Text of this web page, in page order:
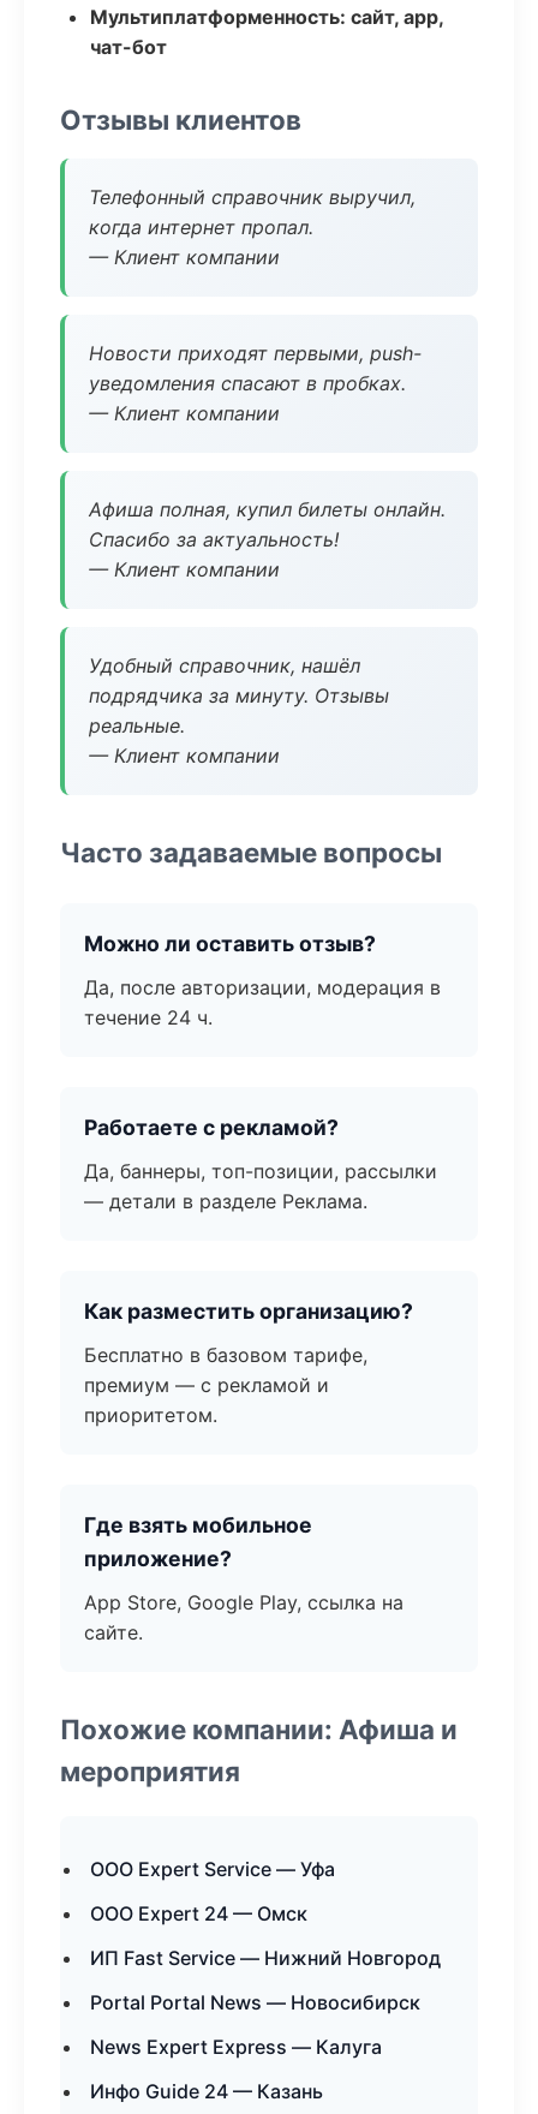
Мультиплатформенность: сайт, app,
чат-бот
Отзывы клиентов
Телефонный справочник выручил,
когда интернет пропал.
— Клиент компании
Новости приходят первыми, push-
уведомления спасают в пробках.
— Клиент компании
Афиша полная, купил билеты онлайн.
Спасибо за актуальность!
— Клиент компании
Удобный справочник, нашёл
подрядчика за минуту. Отзывы
реальные.
— Клиент компании
Часто задаваемые вопросы
Можно ли оставить отзыв?
Да, после авторизации, модерация в
течение 24 ч.
Работаете с рекламой?
Да, баннеры, топ-позиции, рассылки
— детали в разделе Реклама.
Как разместить организацию?
Бесплатно в базовом тарифе,
премиум — с рекламой и
приоритетом.
Где взять мобильное
приложение?
App Store, Google Play, ссылка на
сайте.
Похожие компании: Афиша и
мероприятия
ООО Expert Service — Уфа
ООО Expert 24 — Омск
ИП Fast Service — Нижний Новгород
Portal Portal News — Новосибирск
News Expert Express — Калуга
Инфо Guide 24 — Казань